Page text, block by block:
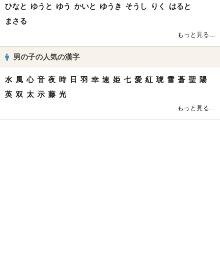
ひなと ゆうと ゆう かいと ゆうき そうし りく
はると
まさる
もっと見る...
男の子の人気の漢字
水 風 心 音 夜 時 日 羽 幸 速 姫 七 愛 紅 琥 雪 蒼 聖 陽
英 双 太 示 藤 光
もっと見る...